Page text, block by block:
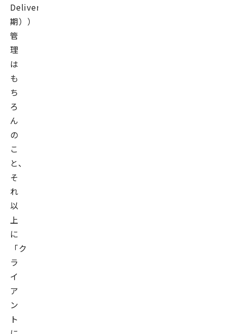
Delivery（納
期））
管
理
は
も
ち
ろ
ん
の
こ
と、
そ
れ
以
上
に
「ク
ラ
イ
ア
ン
ト